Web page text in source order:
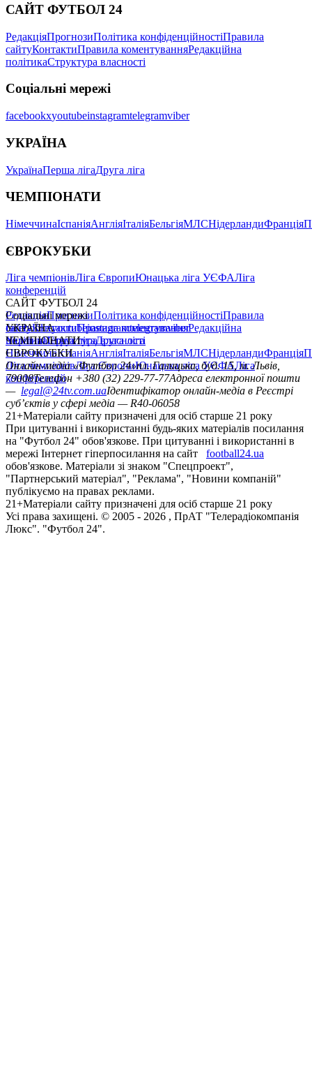
САЙТ ФУТБОЛ 24
РедакціяПрогнозиПолітика конфіденційностіПравила
сайтуКонтактиПравила коментуванняРедакційна
політикаСтруктура власності
Соціальні мережі
facebookxyoutubeinstagramtelegramviber
УКРАЇНА
УкраїнаПерша лігаДруга ліга
ЧЕМПІОНАТИ
НімеччинаІспаніяАнгліяІталіяБельгіяМЛСНідерландиФранція
ЄВРОКУБКИ
Ліга чемпіонівЛіга ЄвропиЮнацька ліга УЄФАЛіга
конференцій
САЙТ ФУТБОЛ 24
РедакціяПрогнозиПолітика конфіденційностіПравила
сайтуКонтактиПравила коментуванняРедакційна
політикаСтруктура власності
Соціальні мережі
facebookxyoutubeinstagramtelegramviber
УКРАЇНА
УкраїнаПерша лігаДруга ліга
ЧЕМПІОНАТИ
НімеччинаІспаніяАнгліяІталіяБельгіяМЛСНідерландиФранція
ЄВРОКУБКИ
Ліга чемпіонівЛіга ЄвропиЮнацька ліга УЄФАЛіга
конференцій
Онлайн-медіа «Футбол 24»пл. Галицька, буд. 15, м. Львів,
79008Телефон +380 (32) 229-77-77Адреса електронної пошти
— legal@24tv.com.uaІдентифікатор онлайн-медіа в Реєстрі
суб’єктів у сфері медіа — R40-06058
21+Матеріали сайту призначені для осіб старше 21 року
При цитуванні і використанні будь-яких матеріалів посилання
на "Футбол 24" обов'язкове. При цитуванні і використанні в
мережі Інтернет гіперпосилання на сайт
football24.ua
обов'язкове. Матеріали зі знаком "Спецпроект",
"Партнерський матеріал", "Реклама", "Новини компаній"
публікуємо на правах реклами.
21+Матеріали сайту призначені для осіб старше 21 року
Усi права захищенi. © 2005 - 2026 , ПрАТ "Телерадіокомпанія
Люкс". "Футбол 24".